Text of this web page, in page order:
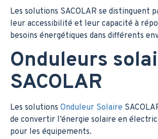
Les solutions SACOLAR se distinguent
leur accessibilité et leur capacité à
besoins énergétiques dans différents
Onduleurs
SACOLAR
Les solutions Onduleur Solaire
de convertir l’énergie solaire en
pour les équipements.